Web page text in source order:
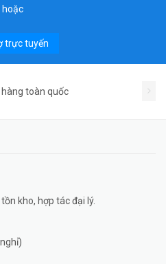
hoặc
trực tuyến
hàng toàn quốc
kho, hợp tác đại lý.